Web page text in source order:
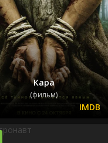
Кара
(фильм)